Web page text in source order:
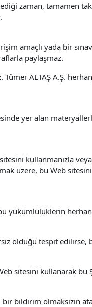
zaman, tamamen
amaçlı yada bir
paylaşmaz.
ALTAŞ A.Ş.
yer alan
kullanmanızla
üzere, bu Web
yükümlülüklerin
olduğu tespit
sitesini kullanarak bu
bildirim